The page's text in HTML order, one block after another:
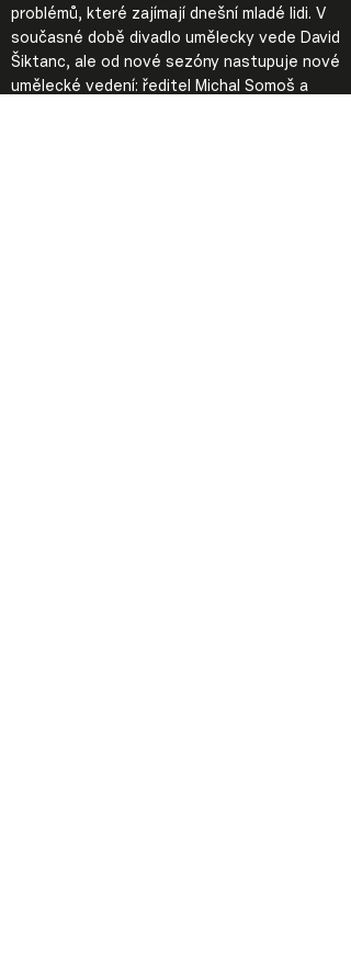
problémů, které zajímají dnešní mladé lidi. V
současné době divadlo umělecky vede David
Šiktanc, ale od nové sezóny nastupuje nové
umělecké vedení: ředitel Michal Somoš a